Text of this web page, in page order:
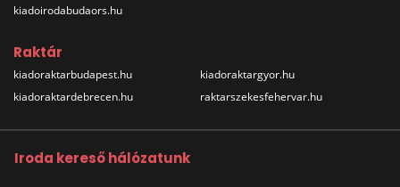
kiadoirodabudaors.hu
Raktár
kiadoraktarbudapest.hu
kiadoraktardebrecen.hu
kiadoraktargyor.hu
raktarszekesfehervar.hu
Iroda kereső hálózatunk